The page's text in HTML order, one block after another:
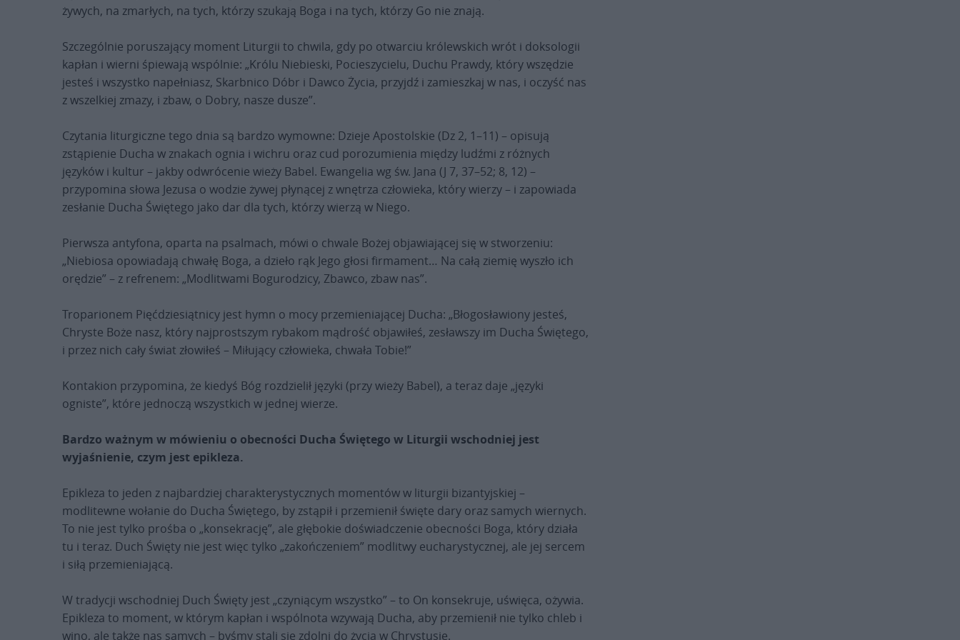
żywych, na zmarłych, na tych, którzy szukają Boga i na tych, którzy Go nie znają.
Szczególnie poruszający moment Liturgii to chwila, gdy po otwarciu królewskich wrót i doksologii
kapłan i wierni śpiewają wspólnie: „Królu Niebieski, Pocieszycielu, Duchu Prawdy, który wszędzie
jesteś i wszystko napełniasz, Skarbnico Dóbr i Dawco Życia, przyjdź i zamieszkaj w nas, i oczyść nas
z wszelkiej zmazy, i zbaw, o Dobry, nasze dusze”.
Czytania liturgiczne tego dnia są bardzo wymowne: Dzieje Apostolskie (Dz 2, 1–11) – opisują
zstąpienie Ducha w znakach ognia i wichru oraz cud porozumienia między ludźmi z różnych
języków i kultur – jakby odwrócenie wieży Babel. Ewangelia wg św. Jana (J 7, 37–52; 8, 12) –
przypomina słowa Jezusa o wodzie żywej płynącej z wnętrza człowieka, który wierzy – i zapowiada
zesłanie Ducha Świętego jako dar dla tych, którzy wierzą w Niego.
Pierwsza antyfona, oparta na psalmach, mówi o chwale Bożej objawiającej się w stworzeniu:
„Niebiosa opowiadają chwałę Boga, a dzieło rąk Jego głosi firmament… Na całą ziemię wyszło ich
orędzie” – z refrenem: „Modlitwami Bogurodzicy, Zbawco, zbaw nas”.
Troparionem Pięćdziesiątnicy jest hymn o mocy przemieniającej Ducha: „Błogosławiony jesteś,
Chryste Boże nasz, który najprostszym rybakom mądrość objawiłeś, zesławszy im Ducha Świętego,
i przez nich cały świat złowiłeś – Miłujący człowieka, chwała Tobie!”
Kontakion przypomina, że kiedyś Bóg rozdzielił języki (przy wieży Babel), a teraz daje „języki
ogniste”, które jednoczą wszystkich w jednej wierze.
Bardzo ważnym w mówieniu o obecności Ducha Świętego w Liturgii wschodniej jest
wyjaśnienie, czym jest epikleza.
Epikleza to jeden z najbardziej charakterystycznych momentów w liturgii bizantyjskiej –
modlitewne wołanie do Ducha Świętego, by zstąpił i przemienił święte dary oraz samych wiernych.
To nie jest tylko prośba o „konsekrację”, ale głębokie doświadczenie obecności Boga, który działa
tu i teraz. Duch Święty nie jest więc tylko „zakończeniem” modlitwy eucharystycznej, ale jej sercem
i siłą przemieniającą.
W tradycji wschodniej Duch Święty jest „czyniącym wszystko” – to On konsekruje, uświęca, ożywia.
Epikleza to moment, w którym kapłan i wspólnota wzywają Ducha, aby przemienił nie tylko chleb i
wino, ale także nas samych – byśmy stali się zdolni do życia w Chrystusie.